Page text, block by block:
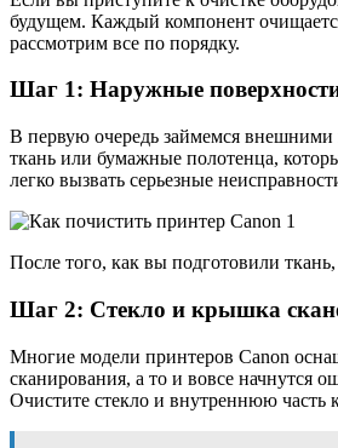
будущем. Каждый компонент
рассмотрим все по порядку.
Шаг 1: Наружные
В первую очередь займемся внешними
ткань или бумажные полотенца,
легко вызвать серьезные
После того, как вы подготовили
Шаг 2: Стекло и крышка
Многие модели принтеров Canon
сканирования, а то и вовсе начнутся
Очистите стекло и внутреннюю